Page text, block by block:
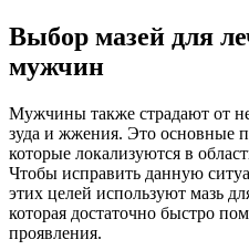
Выбор мазей для
мужчин
Мужчины также страдают от
зуда и жжения. Это основные
которые локализуются в
Чтобы исправить данную
этих целей используют мазь
которая достаточно быстро
проявления.